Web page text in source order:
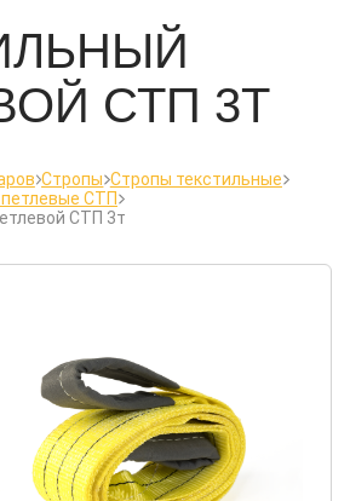
СТП 3Т
Стропы Стропы текстильные
СТП
СТП 3т